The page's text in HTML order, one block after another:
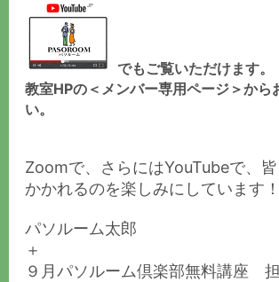
でもご覧いただけます。
教室HPの＜メンバー専用ページ＞から
い。
Zoomで、さらにはYouTubeで、
かかれるのを楽しみにしています！
パソルーム太郎
＋
９月パソルーム倶楽部無料講座